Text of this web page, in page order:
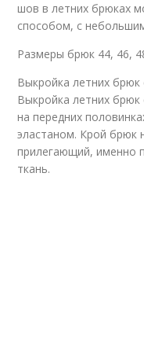
шов в летних брюках
способом, с
Размеры брюк 44, 46,
Выкройка летних брюк
Выкройка летних
на передних
эластаном. Крой брюк
прилегающий, именно
ткань.